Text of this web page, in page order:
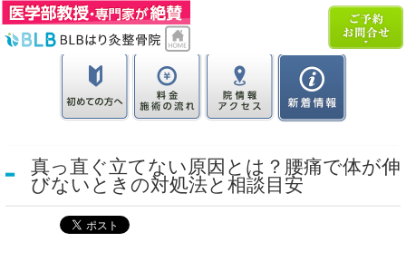
真っ直ぐ立てない原因とは？腰痛で体が伸
びないときの対処法と相談目安